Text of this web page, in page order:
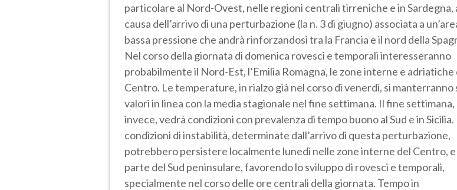
particolare al Nord-Ovest, nelle regioni centrali tirreniche e in Sardegna,
causa dell’arrivo di una perturbazione (la n. 3 di giugno) associata a
bassa pressione che andrà rinforzandosi tra la Francia e il nord della
Nel corso della giornata di domenica rovesci e temporali interesseranno
probabilmente il Nord-Est, l’Emilia Romagna, le zone interne e adriatiche
Centro. Le temperature, in rialzo già nel corso di venerdì, si manterranno
valori in linea con la media stagionale nel fine settimana. Il fine settimana,
invece, vedrà condizioni con prevalenza di tempo buono al Sud e in Sicilia.
condizioni di instabilità, determinate dall’arrivo di questa perturbazione,
potrebbero persistere localmente lunedì nelle zone interne del Centro, e
parte del Sud peninsulare, favorendo lo sviluppo di rovesci e temporali,
specialmente nel corso delle ore centrali della giornata. Tempo in